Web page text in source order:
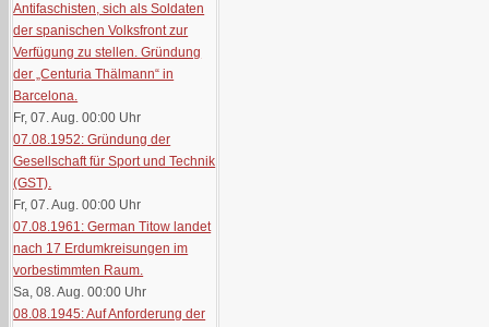
Antifaschisten, sich als Soldaten
der spanischen Volksfront zur
Verfügung zu stellen. Gründung
der „Centuria Thälmann“ in
Barcelona.
Fr, 07. Aug. 00:00 Uhr
07.08.1952: Gründung der
Gesellschaft für Sport und Technik
(GST).
Fr, 07. Aug. 00:00 Uhr
07.08.1961: German Titow landet
nach 17 Erdumkreisungen im
vorbestimmten Raum.
Sa, 08. Aug. 00:00 Uhr
08.08.1945: Auf Anforderung der